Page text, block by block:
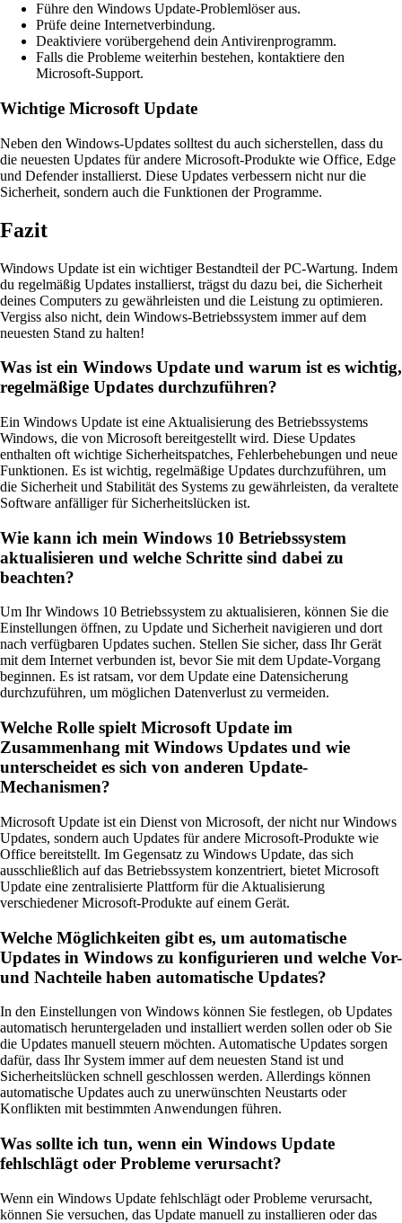
Führe den Windows Update-Problemlöser aus.
Prüfe deine Internetverbindung.
Deaktiviere vorübergehend dein Antivirenprogramm.
Falls die Probleme weiterhin bestehen, kontaktiere den
Microsoft-Support.
Wichtige Microsoft Update
Neben den Windows-Updates solltest du auch sicherstellen, dass du
die neuesten Updates für andere Microsoft-Produkte wie Office, Edge
und Defender installierst. Diese Updates verbessern nicht nur die
Sicherheit, sondern auch die Funktionen der Programme.
Fazit
Windows Update ist ein wichtiger Bestandteil der PC-Wartung. Indem
du regelmäßig Updates installierst, trägst du dazu bei, die Sicherheit
deines Computers zu gewährleisten und die Leistung zu optimieren.
Vergiss also nicht, dein Windows-Betriebssystem immer auf dem
neuesten Stand zu halten!
Was ist ein Windows Update und warum ist es wichtig,
regelmäßige Updates durchzuführen?
Ein Windows Update ist eine Aktualisierung des Betriebssystems
Windows, die von Microsoft bereitgestellt wird. Diese Updates
enthalten oft wichtige Sicherheitspatches, Fehlerbehebungen und neue
Funktionen. Es ist wichtig, regelmäßige Updates durchzuführen, um
die Sicherheit und Stabilität des Systems zu gewährleisten, da veraltete
Software anfälliger für Sicherheitslücken ist.
Wie kann ich mein Windows 10 Betriebssystem
aktualisieren und welche Schritte sind dabei zu
beachten?
Um Ihr Windows 10 Betriebssystem zu aktualisieren, können Sie die
Einstellungen öffnen, zu Update und Sicherheit navigieren und dort
nach verfügbaren Updates suchen. Stellen Sie sicher, dass Ihr Gerät
mit dem Internet verbunden ist, bevor Sie mit dem Update-Vorgang
beginnen. Es ist ratsam, vor dem Update eine Datensicherung
durchzuführen, um möglichen Datenverlust zu vermeiden.
Welche Rolle spielt Microsoft Update im
Zusammenhang mit Windows Updates und wie
unterscheidet es sich von anderen Update-
Mechanismen?
Microsoft Update ist ein Dienst von Microsoft, der nicht nur Windows
Updates, sondern auch Updates für andere Microsoft-Produkte wie
Office bereitstellt. Im Gegensatz zu Windows Update, das sich
ausschließlich auf das Betriebssystem konzentriert, bietet Microsoft
Update eine zentralisierte Plattform für die Aktualisierung
verschiedener Microsoft-Produkte auf einem Gerät.
Welche Möglichkeiten gibt es, um automatische
Updates in Windows zu konfigurieren und welche Vor-
und Nachteile haben automatische Updates?
In den Einstellungen von Windows können Sie festlegen, ob Updates
automatisch heruntergeladen und installiert werden sollen oder ob Sie
die Updates manuell steuern möchten. Automatische Updates sorgen
dafür, dass Ihr System immer auf dem neuesten Stand ist und
Sicherheitslücken schnell geschlossen werden. Allerdings können
automatische Updates auch zu unerwünschten Neustarts oder
Konflikten mit bestimmten Anwendungen führen.
Was sollte ich tun, wenn ein Windows Update
fehlschlägt oder Probleme verursacht?
Wenn ein Windows Update fehlschlägt oder Probleme verursacht,
können Sie versuchen, das Update manuell zu installieren oder das